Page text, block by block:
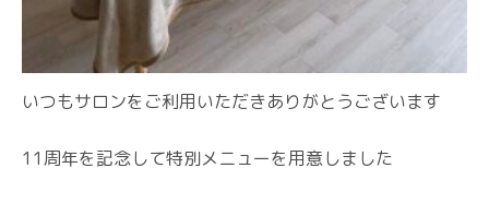
いつもサロンをご利用いただきありがとうございます
11周年を記念して特別メニューを用意しました